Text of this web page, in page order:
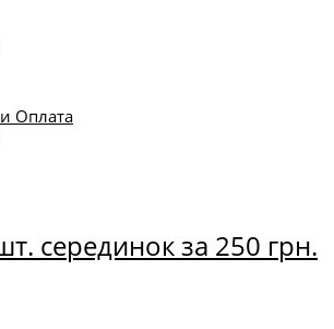
Оплата
серединок за 250 грн.